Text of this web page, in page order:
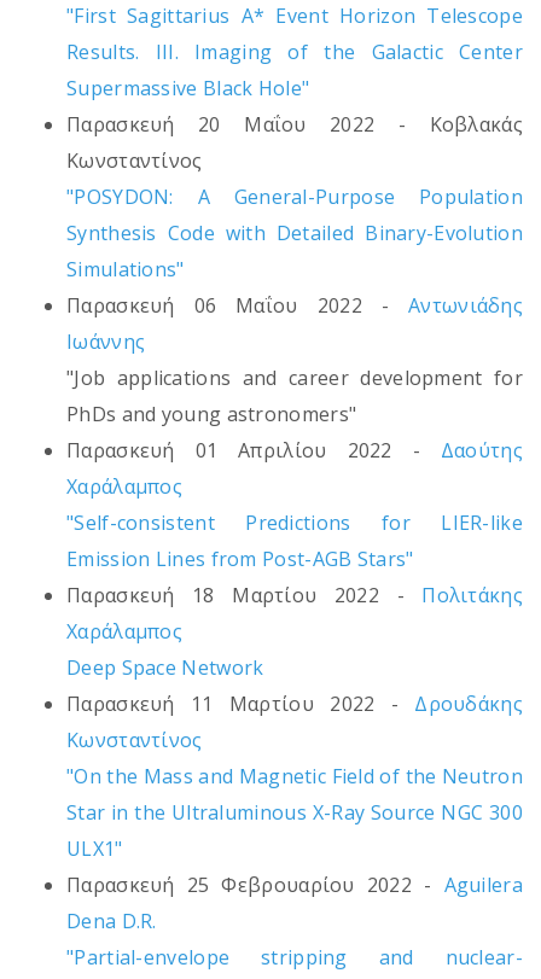
"First Sagittarius A* Event Horizon Telescope
Results. III. Imaging of the Galactic Center
Supermassive Black Hole"
Παρασκευή 20 Μαΐου 2022 - Κοβλακάς
Κωνσταντίνος
"POSYDON: A General-Purpose Population
Synthesis Code with Detailed Binary-Evolution
Simulations"
Παρασκευή 06 Μαΐου 2022 - Αντωνιάδης
Ιωάννης
"Job applications and career development for
PhDs and young astronomers"
Παρασκευή 01 Απριλίου 2022 - Δαούτης
Χαράλαμπος
"Self-consistent Predictions for LIER-like
Emission Lines from Post-AGB Stars"
Παρασκευή 18 Μαρτίου 2022 - Πολιτάκης
Χαράλαμπος
Deep Space Network
Παρασκευή 11 Μαρτίου 2022 - Δρουδάκης
Κωνσταντίνος
"On the Mass and Magnetic Field of the Neutron
Star in the Ultraluminous X-Ray Source NGC 300
ULX1"
Παρασκευή 25 Φεβρουαρίου 2022 - Aguilera
Dena D.R.
"Partial-envelope stripping and nuclear-